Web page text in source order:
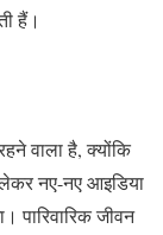
हैं।
वाला है, क्योंकि
नए-नए आइडिया
जीवन